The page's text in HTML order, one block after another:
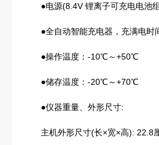
●电源(8.4V 锂离子可充电电池组
●全自动智能充电器，充满电时
●操作温度：-10℃～+50℃
●储存温度：-20℃～+70℃
●仪器重量、外形尺寸:
主机外形尺寸(长×宽×高): 22.8